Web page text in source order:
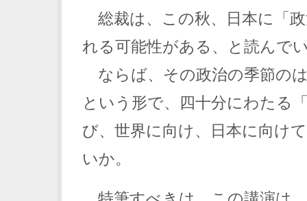
総裁は、この秋、日本に「
れる可能性がある、と読んで
ならば、その政治の季節の
という形で、四十分にわたる
び、世界に向け、日本に向け
いか。